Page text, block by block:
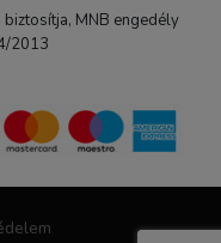
MNB engedély
2013